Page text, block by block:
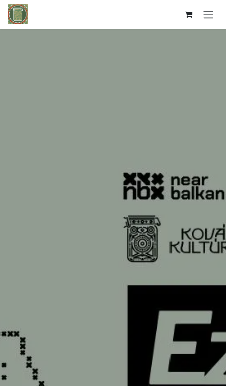
Kihagyás és továbblépés a tartalomhoz